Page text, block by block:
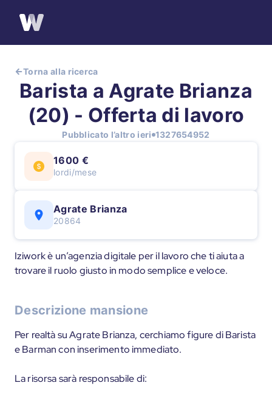
Torna alla ricerca
Barista a Agrate Brianza
(20) - Offerta di lavoro
Pubblicato l’altro ieri 1327654952
1600 €
lordi/mese
Agrate Brianza
20864
Iziwork è un’agenzia digitale per il lavoro che ti aiuta a
trovare il ruolo giusto in modo semplice e veloce.
Descrizione mansione
Per realtà su Agrate Brianza, cerchiamo figure di Barista
e Barman con inserimento immediato.
La risorsa sarà responsabile di: